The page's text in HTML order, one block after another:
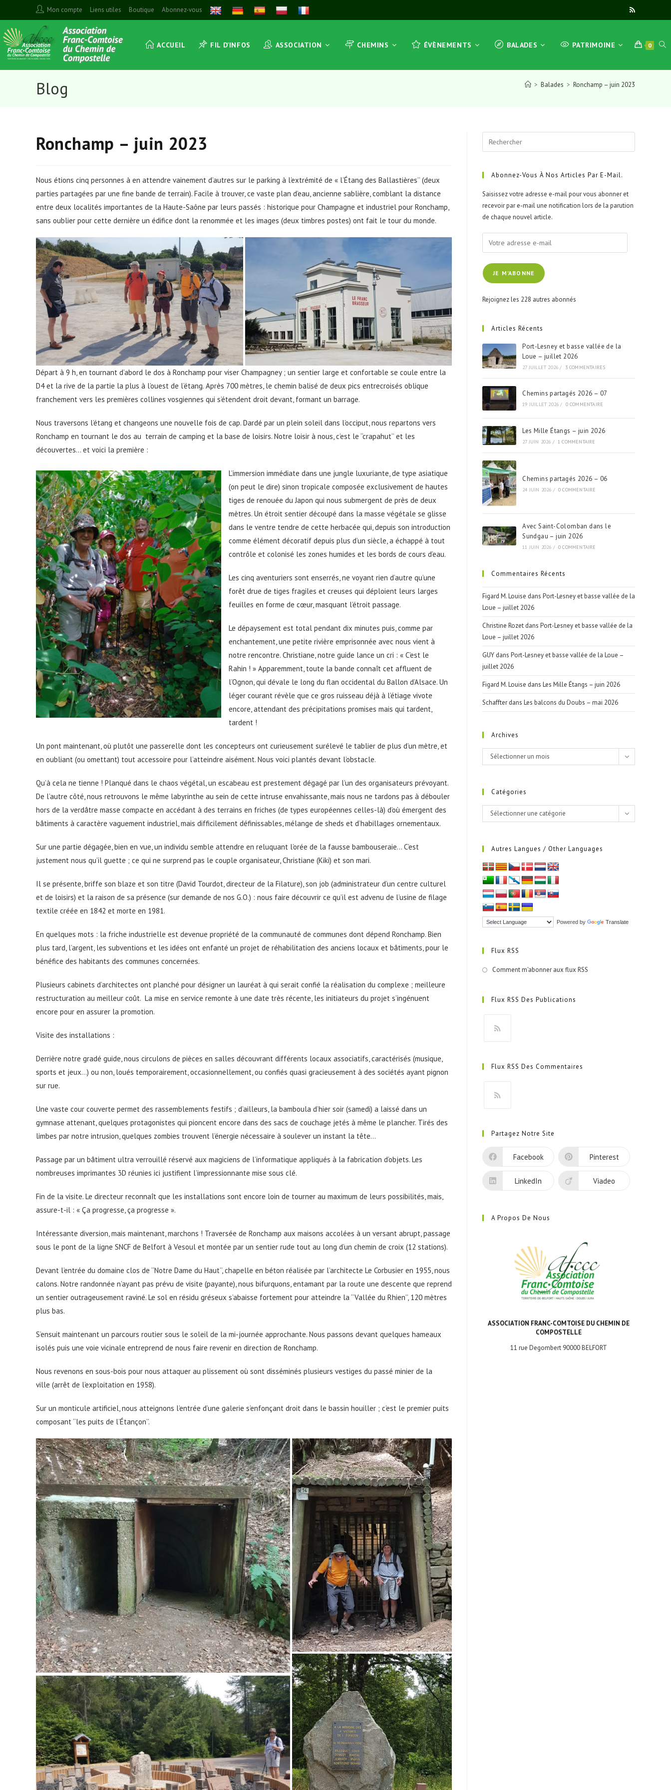
to
content
Mon compte Liens utiles Boutique Abonnez-vous
ACCUEIL FIL D’INFOS ASSOCIATION CHEMINS ÉVÈNEMENTS BALADES PATRIMOINE 0
Blog > Balades > Ronchamp – juin 2023
Ronchamp – juin 2023
Nous étions cinq personnes à en attendre vainement d’autres sur le parking à l’extrémité de « l’Étang des Ballastières’’ (deux
parties partagées par une fine bande de terrain). Facile à trouver, ce vaste plan d’eau, ancienne sablière, comblant la distance
entre deux localités importantes de la Haute-Saône par leurs passés : historique pour Champagne et industriel pour Ronchamp,
sans oublier pour cette dernière un édifice dont la renommée et les images (deux timbres postes) ont fait le tour du monde.
Départ à 9 h, en tournant d’abord le dos à Ronchamp pour viser Champagney ; un sentier large et confortable se coule entre la
D4 et la rive de la partie la plus à l’ouest de l’étang. Après 700 mètres, le chemin balisé de deux pics entrecroisés oblique
franchement vers les premières collines vosgiennes qui s’étendent droit devant, formant un barrage.
Nous traversons l’étang et changeons une nouvelle fois de cap. Dardé par un plein soleil dans l’occiput, nous repartons vers
Ronchamp en tournant le dos au terrain de camping et la base de loisirs. Notre loisir à nous, c’est le ‘‘crapahut’’ et les
découvertes… et voici la première :
L’immersion immédiate dans une jungle luxuriante, de type asiatique
(on peut le dire) sinon tropicale composée exclusivement de hautes
tiges de renouée du Japon qui nous submergent de près de deux
mètres. Un étroit sentier découpé dans la masse végétale se glisse
dans le ventre tendre de cette herbacée qui, depuis son introduction
comme élément décoratif depuis plus d’un siècle, a échappé à tout
contrôle et colonisé les zones humides et les bords de cours d’eau.
Les cinq aventuriers sont enserrés, ne voyant rien d’autre qu’une
forêt drue de tiges fragiles et creuses qui déploient leurs larges
feuilles en forme de cœur, masquant l’étroit passage.
Le dépaysement est total pendant dix minutes puis, comme par
enchantement, une petite rivière emprisonnée avec nous vient à
notre rencontre. Christiane, notre guide lance un cri : « C’est le
Rahin ! » Apparemment, toute la bande connaît cet affluent de
l’Ognon, qui dévale le long du flan occidental du Ballon d’Alsace. Un
léger courant révèle que ce gros ruisseau déjà à l’étiage vivote
encore, attendant des précipitations promises mais qui tardent,
tardent !
Un pont maintenant, où plutôt une passerelle dont les concepteurs ont curieusement surélevé le tablier de plus d’un mètre, et
en oubliant (ou omettant) tout accessoire pour l’atteindre aisément. Nous voici plantés devant l’obstacle.
Qu’à cela ne tienne ! Planqué dans le chaos végétal, un escabeau est prestement dégagé par l’un des organisateurs prévoyant.
De l’autre côté, nous retrouvons le même labyrinthe au sein de cette intruse envahissante, mais nous ne tardons pas à débouler
hors de la verdâtre masse compacte en accédant à des terrains en friches (de types européennes celles-là) d’où émergent des
bâtiments à caractère vaguement industriel, mais difficilement définissables, mélange de sheds et d’habillages ornementaux.
Sur une partie dégagée, bien en vue, un individu semble attendre en reluquant l’orée de la fausse bambouseraie… C’est
justement nous qu’il guette ; ce qui ne surprend pas le couple organisateur, Christiane (Kiki) et son mari.
Il se présente, briffe son blaze et son titre (David Tourdot, directeur de la Filature), son job (administrateur d’un centre culturel
et de loisirs) et la raison de sa présence (sur demande de nos G.O.) : nous faire découvrir ce qu’il est advenu de l’usine de filage
textile créée en 1842 et morte en 1981.
En quelques mots : la friche industrielle est devenue propriété de la communauté de communes dont dépend Ronchamp. Bien
plus tard, l’argent, les subventions et les idées ont enfanté un projet de réhabilitation des anciens locaux et bâtiments, pour le
bénéfice des habitants des communes concernées.
Plusieurs cabinets d’architectes ont planché pour désigner un lauréat à qui serait confié la réalisation du complexe ; meilleure
restructuration au meilleur coût. La mise en service remonte à une date très récente, les initiateurs du projet s’ingénuent
encore pour en assurer la promotion.
Visite des installations :
Derrière notre gradé guide, nous circulons de pièces en salles découvrant différents locaux associatifs, caractérisés (musique,
sports et jeux…) ou non, loués temporairement, occasionnellement, ou confiés quasi gracieusement à des sociétés ayant pignon
sur rue.
Une vaste cour couverte permet des rassemblements festifs ; d’ailleurs, la bamboula d’hier soir (samedi) a laissé dans un
gymnase attenant, quelques protagonistes qui pioncent encore dans des sacs de couchage jetés à même le plancher. Tirés des
limbes par notre intrusion, quelques zombies trouvent l’énergie nécessaire à soulever un instant la tête…
Passage par un bâtiment ultra verrouillé réservé aux magiciens de l’informatique appliqués à la fabrication d’objets. Les
nombreuses imprimantes 3D réunies ici justifient l’impressionnante mise sous clé.
Fin de la visite. Le directeur reconnaît que les installations sont encore loin de tourner au maximum de leurs possibilités, mais,
assure-t-il : « Ça progresse, ça progresse ».
Intéressante diversion, mais maintenant, marchons ! Traversée de Ronchamp aux maisons accolées à un versant abrupt, passage
sous le pont de la ligne SNCF de Belfort à Vesoul et montée par un sentier rude tout au long d’un chemin de croix (12 stations).
Devant l’entrée du domaine clos de ‘‘Notre Dame du Haut’’, chapelle en béton réalisée par l’architecte Le Corbusier en 1955, nous
calons. Notre randonnée n’ayant pas prévu de visite (payante), nous bifurquons, entamant par la route une descente que reprend
un sentier outrageusement raviné. Le sol en résidu gréseux s’abaisse fortement pour atteindre la ‘‘Vallée du Rhien’’, 120 mètres
plus bas.
S’ensuit maintenant un parcours routier sous le soleil de la mi-journée approchante. Nous passons devant quelques hameaux
isolés puis une voie vicinale entreprend de nous faire revenir en direction de Ronchamp.
Nous revenons en sous-bois pour nous attaquer au plissement où sont disséminés plusieurs vestiges du passé minier de la
ville (arrêt de l’exploitation en 1958).
Sur un monticule artificiel, nous atteignons l’entrée d’une galerie s’enfonçant droit dans le bassin houiller ; c’est le premier puits
composant ‘‘les puits de l’Étançon’’.
Escape
Abonnez-Vous À Nos Articles Par E-Mail.
Saisissez votre adresse e-mail pour vous abonner et
recevoir par e-mail une notification lors de la parution
de chaque nouvel article.
Votre
adresse
e-
mailJE M'ABONNE
Rejoignez les 228 autres abonnés
Articles Récents
Port-Lesney et basse vallée de la
Loue – juillet 2026
27 JUILLET 2026 / 3 COMMENTAIRES
Chemins partagés 2026 – 07
19 JUILLET 2026 / 0 COMMENTAIRE
Les Mille Étangs – juin 2026
27 JUIN 2026 / 1 COMMENTAIRE
Chemins partagés 2026 – 06
24 JUIN 2026 / 0 COMMENTAIRE
Avec Saint-Colomban dans le
Sundgau – juin 2026
11 JUIN 2026 / 0 COMMENTAIRE
Commentaires Récents
Figard M. Louise dans Port-Lesney et basse vallée de la
Loue – juillet 2026
Christine Rozet dans Port-Lesney et basse vallée de la
Loue – juillet 2026
GUY dans Port-Lesney et basse vallée de la Loue –
juillet 2026
Figard M. Louise dans Les Mille Étangs – juin 2026
Schaffter dans Les balcons du Doubs – mai 2026
Archives
Archives
Sélectionner un mois
Catégories
Catégories
Sélectionner une catégorie
Autres Langues / Other Languages
Powered by Translate
Flux RSS
Comment m'abonner aux flux RSS
Flux RSS Des Publications
un
onglet
Flux RSS Des Commentaires
un
nouvel
Partagez Notre Site
Facebook Pinterest
LinkedIn Viadeo
A Propos De Nous
ASSOCIATION FRANC-COMTOISE DU CHEMIN DE
COMPOSTELLE
11 rue Degombert 90000 BELFORT